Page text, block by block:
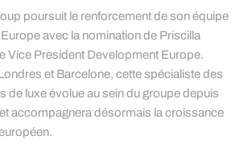
poursuit le renforcement de son équipe
avec la nomination de Priscilla
Vice President Development Europe.
et Barcelone, cette spécialiste des
de luxe évolue au sein du groupe depuis
accompagnera désormais la croissance